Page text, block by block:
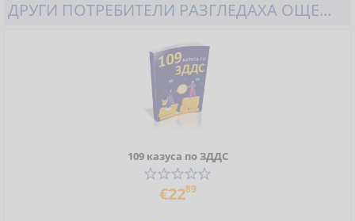
ДРУГИ ПОТРЕБИТЕЛИ РАЗГЛЕДАХА ОЩЕ...
109 казуса по ЗДДС
€2289